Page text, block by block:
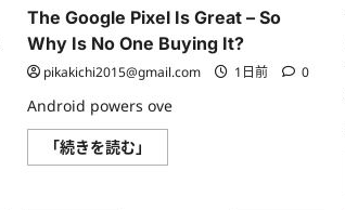
読
む
The Google Pixel Is Great – So
Why Is No One Buying It?
pikakichi2015@gmail.com 1日前 0
Android powers ove
「続きを読む」
Google